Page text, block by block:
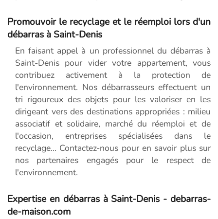
Promouvoir le recyclage et le réemploi lors d'un
débarras à Saint-Denis
En faisant appel à un professionnel du débarras à
Saint-Denis pour vider votre appartement, vous
contribuez activement à la protection de
l'environnement. Nos débarrasseurs effectuent un
tri rigoureux des objets pour les valoriser en les
dirigeant vers des destinations appropriées : milieu
associatif et solidaire, marché du réemploi et de
l'occasion, entreprises spécialisées dans le
recyclage... Contactez-nous pour en savoir plus sur
nos partenaires engagés pour le respect de
l'environnement.
Expertise en débarras à Saint-Denis - debarras-
de-maison.com